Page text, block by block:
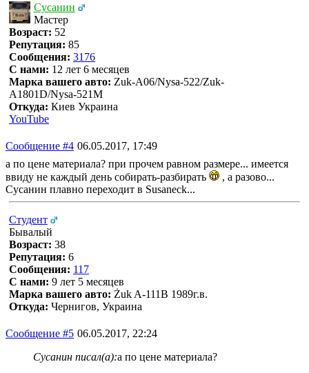
Сусанин
Мастер
Возраст: 52
Репутация: 85
Сообщения: 3176
С нами: 12 лет 6 месяцев
Марка вашего авто: Zuk-A06/Nysa-522/Zuk-
A1801D/Nysa-521M
Откуда: Киев Украина
YouTube
Сообщение #4 06.05.2017, 17:49
а по цене материала? при прочем равном размере... имеется
ввиду не каждый день собирать-разбирать
, а разово...
Сусанин плавно переходит в Susaneck...
Студент
Бывалый
Возраст: 38
Репутация: 6
Сообщения: 117
С нами: 9 лет 5 месяцев
Марка вашего авто: Żuk A-111В 1989г.в.
Откуда: Чернигов, Украина
Сообщение #5 06.05.2017, 22:24
Сусанин писал(а):а по цене материала?